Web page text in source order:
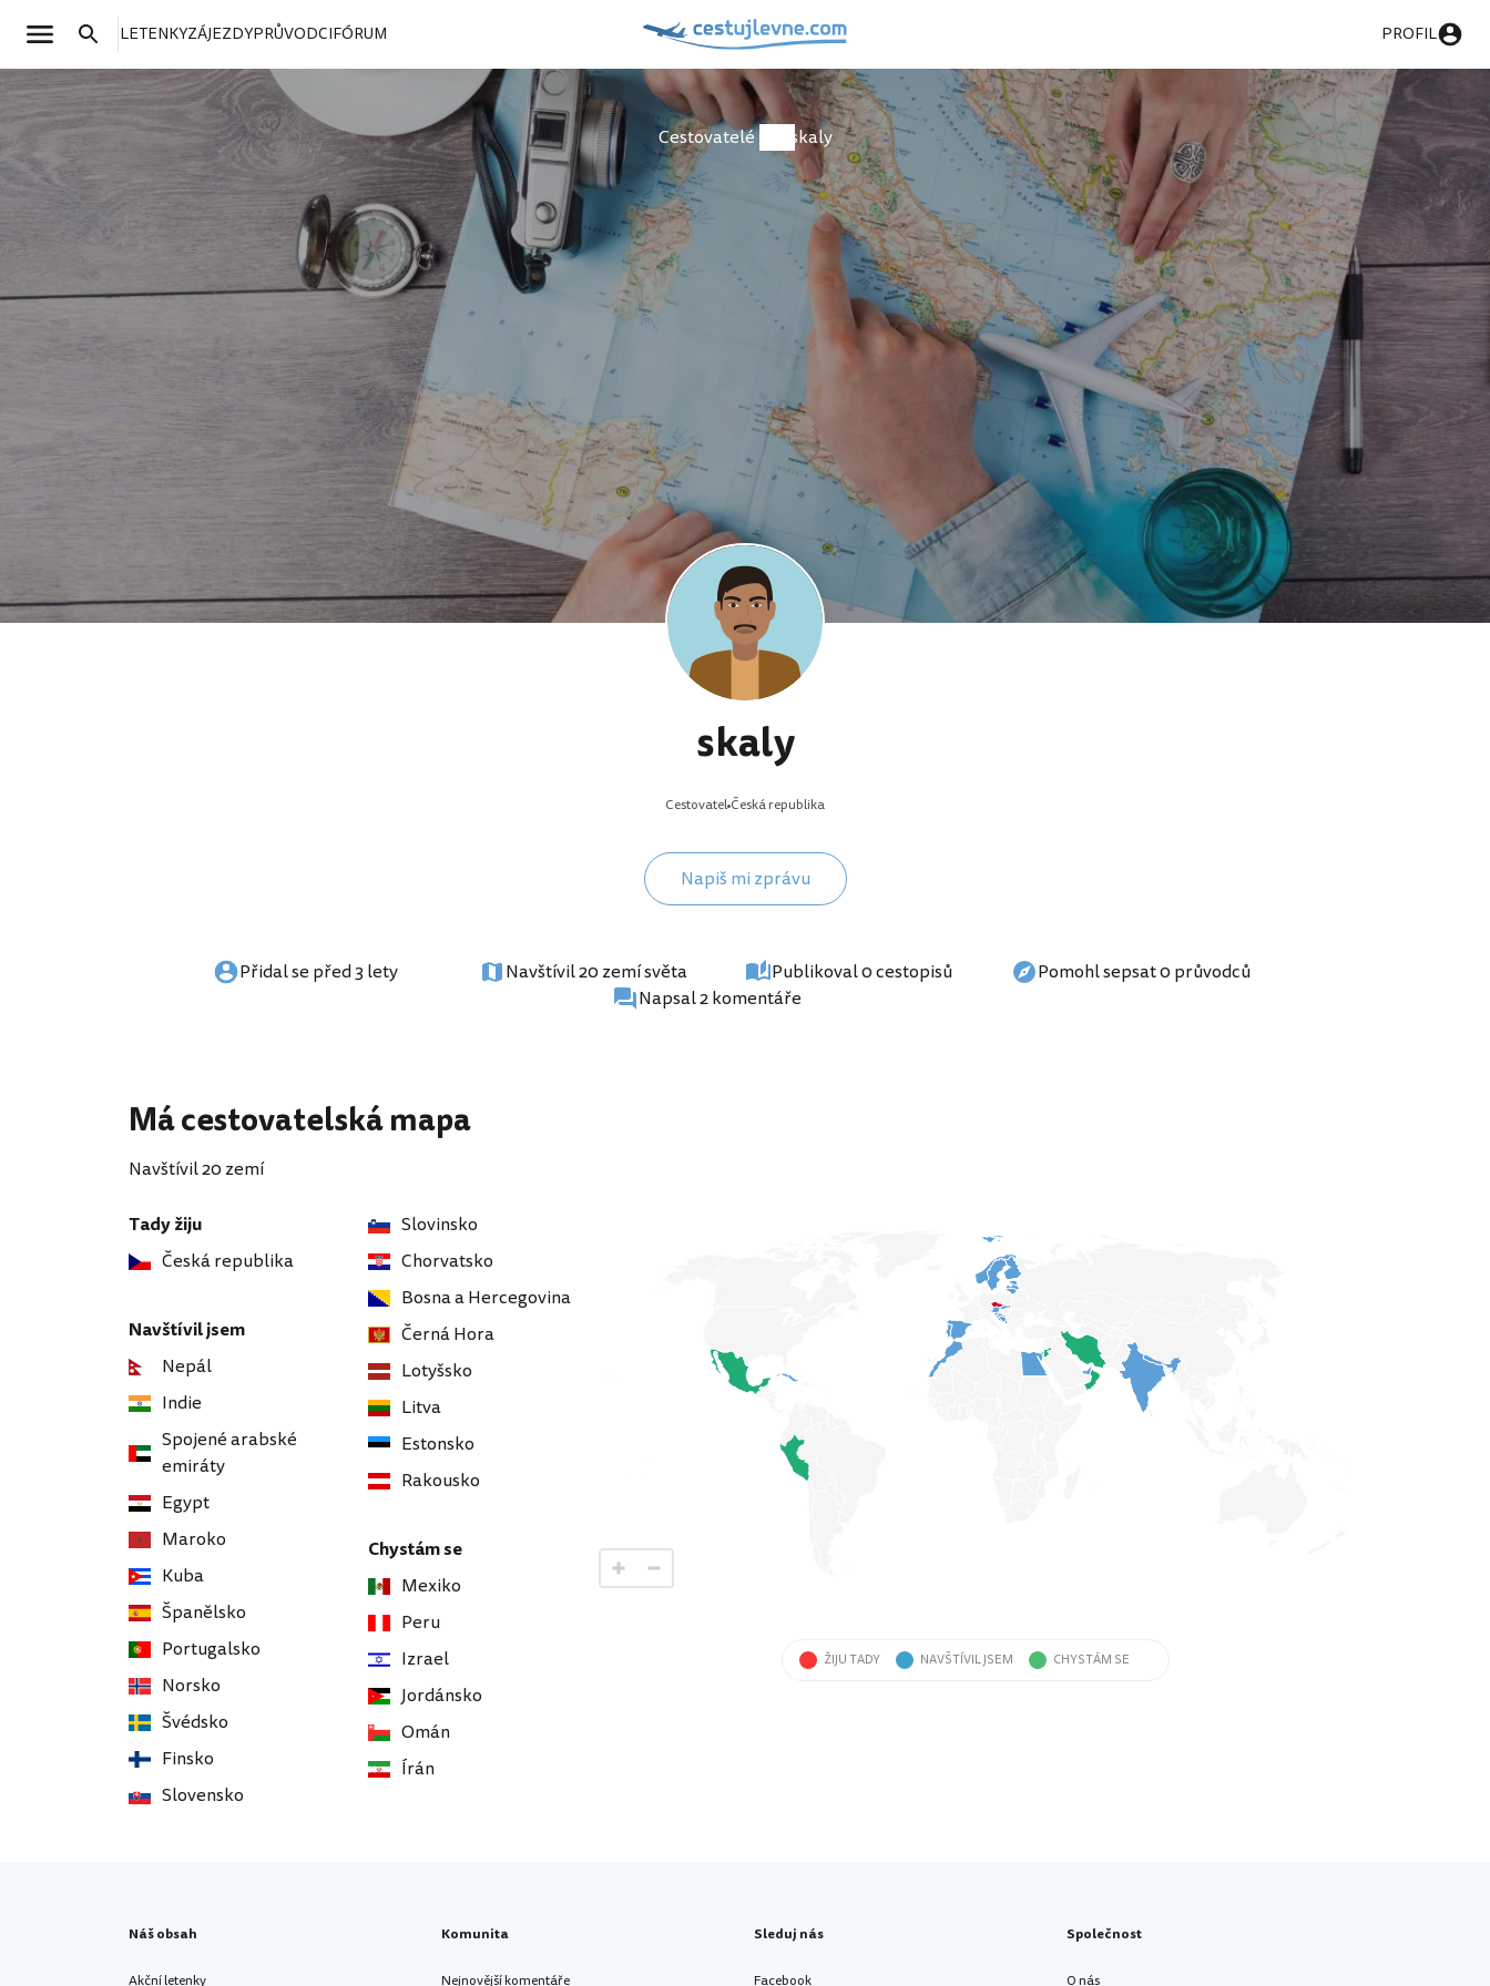
LETENKYZÁJEZDYPRŮVODCIFÓRUM PROFIL
Cestovatelé skaly
skaly
Cestovatel Česká republika
Napiš mi zprávu
Přidal se před 3 lety Navštívil 20 zemí světa Publikoval 0 cestopisů
Pomohl sepsat 0 průvodců
Napsal 2 komentáře
Má cestovatelská mapa
Navštívil 20 zemí
Tady žiju
Česká republika
Navštívil jsem
Nepál
Indie
Spojené arabské
emiráty
Egypt
Maroko
Kuba
Španělsko
Portugalsko
Norsko
Švédsko
Finsko
Slovensko
Slovinsko
Chorvatsko
Bosna a Hercegovina
Černá Hora
Lotyšsko
Litva
Estonsko
Rakousko
Chystám se
Mexiko
Peru
Izrael
Jordánsko
Omán
Írán
ŽIJU TADY NAVŠTÍVIL JSEM CHYSTÁM SE
Náš obsah
Akční letenky
Komunita
Nejnovější komentáře
Sleduj nás
Facebook
Společnost
O nás